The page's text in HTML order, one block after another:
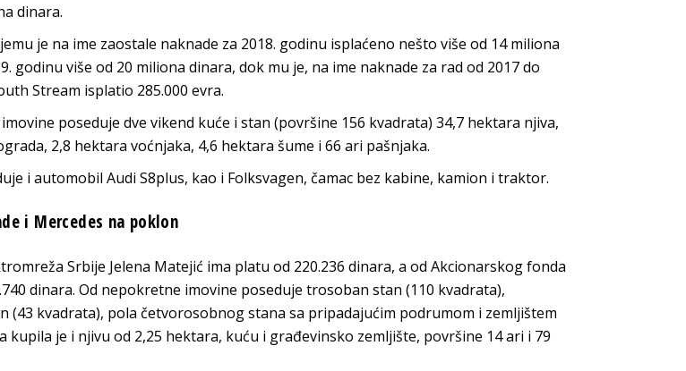
dinara.
je na ime zaostale naknade za 2018. godinu isplaćeno nešto više od 14 miliona
godinu više od 20 miliona dinara, dok mu je, na ime naknade za rad od 2017 do
Stream isplatio 285.000 evra.
poseduje dve vikend kuće i stan (površine 156 kvadrata) 34,7 hektara njiva,
2,8 hektara voćnjaka, 4,6 hektara šume i 66 ari pašnjaka.
i automobil Audi S8plus, kao i Folksvagen, čamac bez kabine, kamion i traktor.
i Mercedes na poklon
Srbije Jelena Matejić ima platu od 220.236 dinara, a od Akcionarskog fonda
dinara. Od nepokretne imovine poseduje trosoban stan (110 kvadrata),
(43 kvadrata), pola četvorosobnog stana sa pripadajućim podrumom i zemljištem
kupila je i njivu od 2,25 hektara, kuću i građevinsko zemljište, površine 14 ari i 79